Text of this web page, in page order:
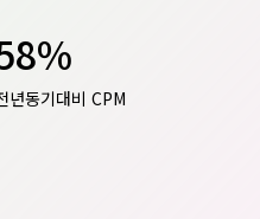
년동기대비 CPM